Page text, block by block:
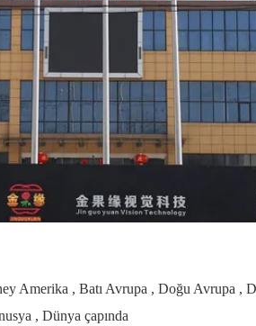
Amerika , Batı Avrupa , Doğu Avrupa ,
, Dünya çapında